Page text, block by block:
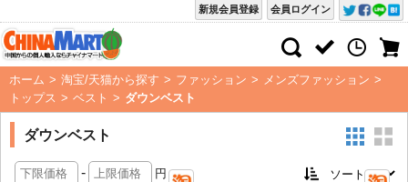
会員ログイン
新規会員登録
ホーム > 淘宝/天猫から探す > ファッション > メンズファッション >
トップス > ベスト > ダウンベスト
ダウンベスト
- 円